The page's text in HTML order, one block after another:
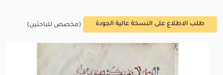
(مخصص للباحثين) طلب الاطلاع على النسخة عالية الجودة